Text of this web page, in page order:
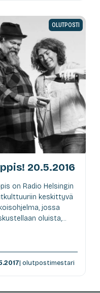
OLUTPOSTI
20.5.2016
on Radio Helsingin
keskittyvä
jossa
oluista,...
| olutpostimestari